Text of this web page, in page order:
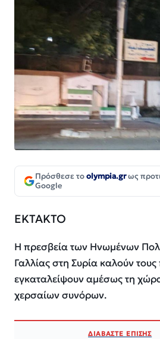
Πρόσθεσε τοolympia.grως
Google
ΕΚΤΑΚΤΟ
Η πρεσβεία των Ηνωμένων
Γαλλίας στη Συρία καλούν τους
εγκαταλείψουν αμέσως τη
χερσαίων συνόρων.
ΔΙΑΒΑΣΤΕ ΕΠΙΣΗΣ